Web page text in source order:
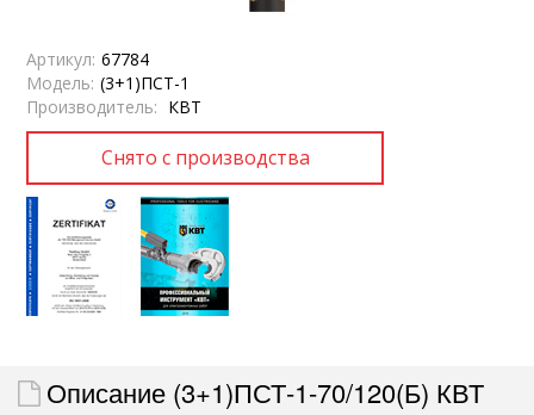
Артикул: 67784
Модель: (3+1)ПСТ-1
Производитель: КВТ
Описание (3+1)ПСТ-1-70/120(Б) КВТ